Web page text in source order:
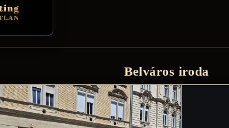
Belváros iroda